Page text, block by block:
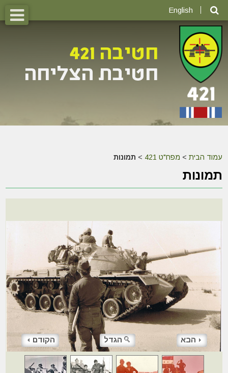
English
עמוד הבית > מפח"ט 421 > תמונות
תמונות
הקודם הגדל הבא